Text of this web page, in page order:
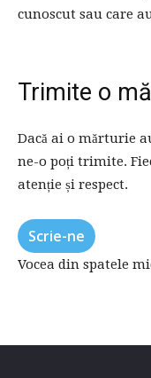
cunoscut sau care
Trimite o
Dacă ai o mărturie
ne-o poți trimite.
atenție și respect.
Scrie-ne
Vocea din spatele